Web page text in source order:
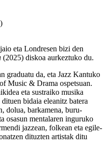
eta Londresen bizi den
(2025) diskoa aurkeztuko du.
graduatu da, eta Jazz Kantuko
Music & Drama ospetsuan.
eta sustraiko musika
bidaia eleanitz batera
dolua, barkamena, buru-
osasun mentalaren inguruko
jazzean, folkean eta egile-
dituzten artistak ditu